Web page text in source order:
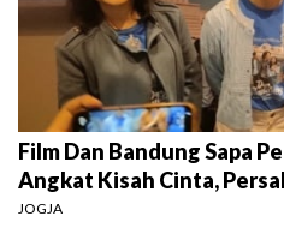
Film Dan Bandung Sapa
Angkat Kisah Cinta,
JOGJA